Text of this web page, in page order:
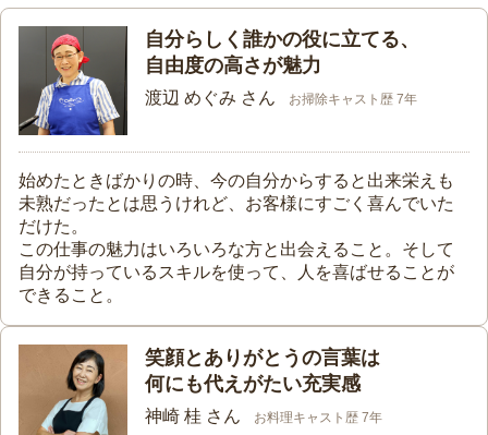
自分らしく誰かの役に立てる、
自由度の高さが魅力
渡辺 めぐみ さん お掃除キャスト歴 7年
始めたときばかりの時、今の自分からすると出来栄えも
未熟だったとは思うけれど、お客様にすごく喜んでいた
だけた。
この仕事の魅力はいろいろな方と出会えること。そして
自分が持っているスキルを使って、人を喜ばせることが
できること。
笑顔とありがとうの言葉は
何にも代えがたい充実感
神崎 桂 さん お料理キャスト歴 7年